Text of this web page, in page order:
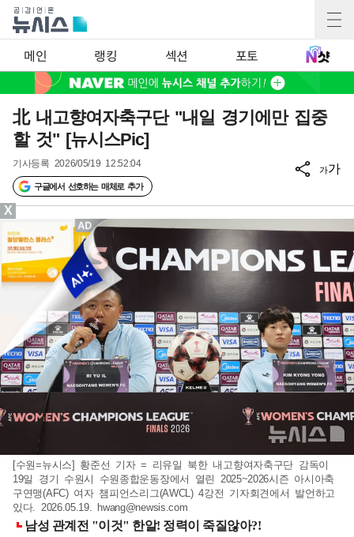
메인 랭킹 섹션 포토
北 내고향여자축구단 "내일 경기에만 집중
할 것" [뉴시스Pic]
기사등록 2026/05/19 12:52:04
구글에서 선호하는 매체로 추가
가가
[수원=뉴시스] 황준선 기자 = 리유일 북한 내고향여자축구단 감독이
19일 경기 수원시 수원종합운동장에서 열린 2025~2026시즌 아시아축
구연맹(AFC) 여자 챔피언스리그(AWCL) 4강전 기자회견에서 발언하고
있다. 2026.05.19. hwang@newsis.com
X